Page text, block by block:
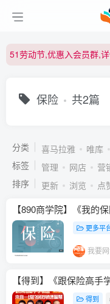
51劳动节,优惠入会员群,
51劳动节,优惠入会员群,
保险 共2篇
分类 喜马拉雅 唯库
标签
管理 网店 营
排序
更新 浏览 点
【890商学院】《我的保
更多平
我要
【得到】《跟保险高手
得到